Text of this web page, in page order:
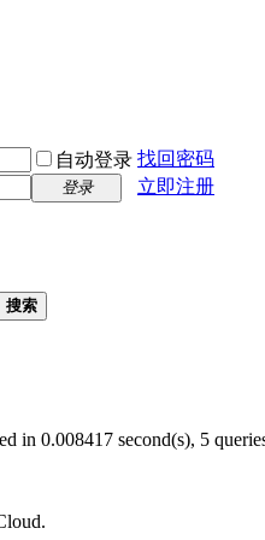
自动登录 找回密码
登录
立即注册
搜索
in 0.008417 second(s), 5